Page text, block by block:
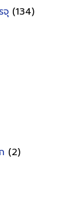
จุ (134)
(2)